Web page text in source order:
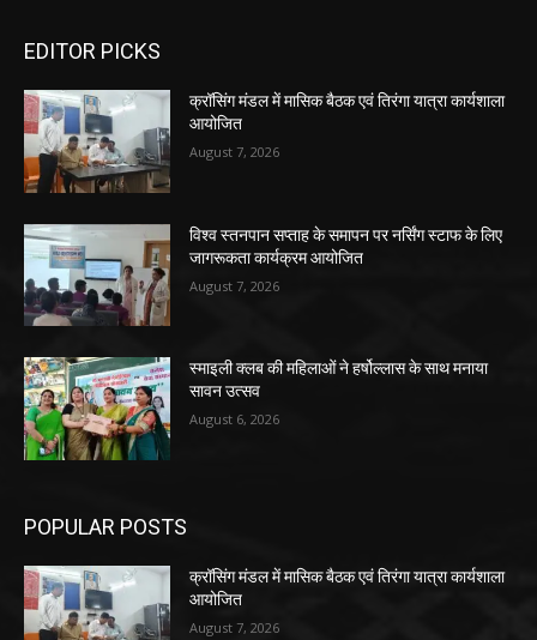
EDITOR PICKS
क्रॉसिंग मंडल में मासिक बैठक एवं तिरंगा यात्रा कार्यशाला
आयोजित
August 7, 2026
विश्व स्तनपान सप्ताह के समापन पर नर्सिंग स्टाफ के लिए
जागरूकता कार्यक्रम आयोजित
August 7, 2026
स्माइली क्लब की महिलाओं ने हर्षोल्लास के साथ मनाया
सावन उत्सव
August 6, 2026
POPULAR POSTS
क्रॉसिंग मंडल में मासिक बैठक एवं तिरंगा यात्रा कार्यशाला
आयोजित
August 7, 2026